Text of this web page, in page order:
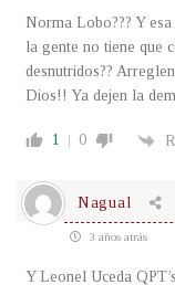
Norma Lobo??? Y
la gente no tiene que
desnutridos??
Dios!! Ya dejen la
1 0
Nagual
3 años atrás
Y Leonel Uceda